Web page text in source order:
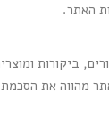
האתר.
ביקורות
מהווה את